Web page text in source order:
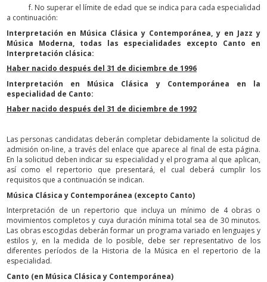
f. No superar el límite de edad que se indica para cada especialidad
a continuación:
Interpretación en Música Clásica y Contemporánea, y en Jazz y
Música Moderna, todas las especialidades excepto Canto en
Interpretación clásica:
Haber nacido después del 31 de diciembre de 1996
Interpretación en Música Clásica y Contemporánea en la
especialidad de Canto:
Haber nacido después del 31 de diciembre de 1992
Las personas candidatas deberán completar debidamente la solicitud de
admisión on-line, a través del enlace que aparece al final de esta página.
En la solicitud deben indicar su especialidad y el programa al que aplican,
así como el repertorio que presentará, el cual deberá cumplir los
requisitos que a continuación se indican.
Música Clásica y Contemporánea (excepto Canto)
Interpretación de un repertorio que incluya un mínimo de 4 obras o
movimientos completos y cuya duración mínima total sea de 30 minutos.
Las obras escogidas deberán formar un programa variado en lenguajes y
estilos y, en la medida de lo posible, debe ser representativo de los
diferentes períodos de la Historia de la Música en el repertorio de la
especialidad.
Canto (en Música Clásica y Contemporánea)